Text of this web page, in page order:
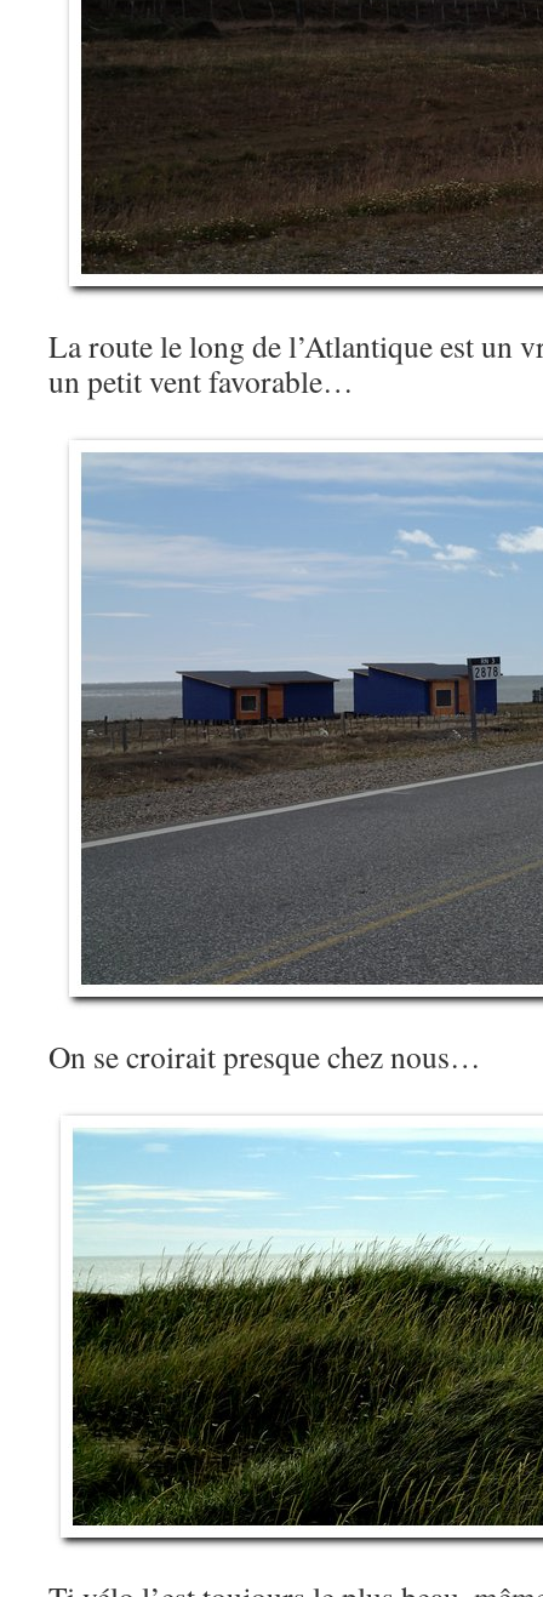
La route le long de l’Atlantique est un
un petit vent favorable…
On se croirait presque chez nous…